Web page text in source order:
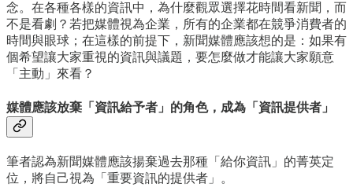
念。在各種各樣的資訊中，為什麼觀眾選擇花時間看新聞，而
不是看劇？若把媒體視為企業，所有的企業都在競爭消費者的
時間與眼球；在這樣的前提下，新聞媒體應該想的是：如果有
個希望讓大家重視的資訊與議題，要怎麼做才能讓大家願意
「主動」來看？
媒體應該放棄「資訊給予者」的角色，成為「資訊提供者」
筆者認為新聞媒體應該揚棄過去那種「給你資訊」的菁英定
位，將自己視為「重要資訊的提供者」。